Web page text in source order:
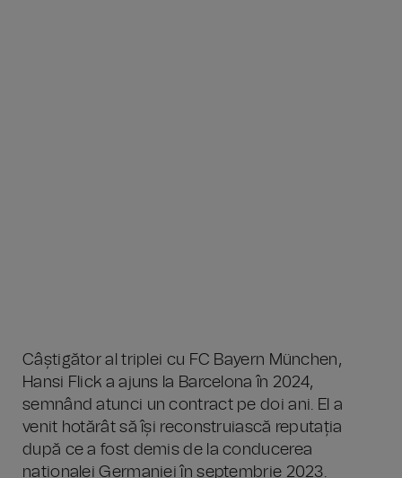
Câștigător al triplei cu FC Bayern München,
Hansi Flick a ajuns la Barcelona în 2024,
semnând atunci un contract pe doi ani. El a
venit hotărât să își reconstruiască reputația
după ce a fost demis de la conducerea
naționalei Germaniei în septembrie 2023.